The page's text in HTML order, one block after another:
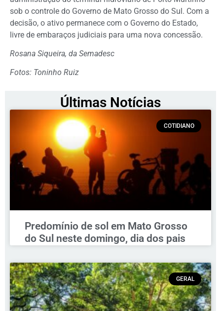
sob o controle do Governo de Mato Grosso do Sul. Com a
decisão, o ativo permanece com o Governo do Estado,
livre de embaraços judiciais para uma nova concessão.
Rosana Siqueira, da Semadesc
Fotos: Toninho Ruiz
Últimas Notícias
COTIDIANO
Predomínio de sol em Mato Grosso
do Sul neste domingo, dia dos pais
GERAL